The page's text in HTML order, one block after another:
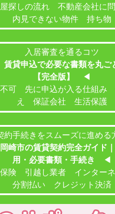
探しの流れ 不動産会社に
内見できない物件 持ち物
入居審査を通るコツ
賃貸申込で必要な書類を丸ご
【完全版】
◀
可 先に申込が入る仕組み
え 保証会社 生活保護
約手続きをスムーズに進める
崎市の賃貸契約完全ガイド
用・必要書類・手続き
◀
保険 引越し業者 インター
分割払い クレジット決済